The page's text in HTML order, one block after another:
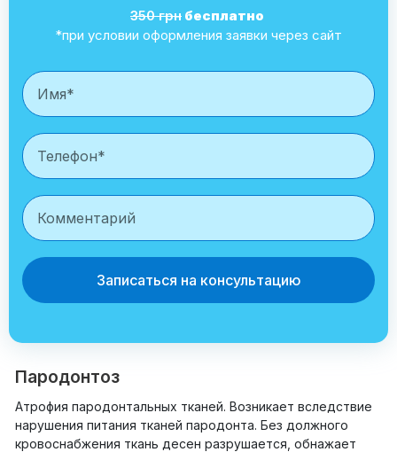
350 грн бесплатно
*при условии оформления заявки через сайт
Записаться на консультацию
Пародонтоз
Атрофия пародонтальных тканей. Возникает вследствие
нарушения питания тканей пародонта. Без должного
кровоснабжения ткань десен разрушается, обнажает